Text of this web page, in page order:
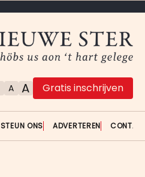
A A Gratis inschrijven
STEUN ONS ADVERTEREN